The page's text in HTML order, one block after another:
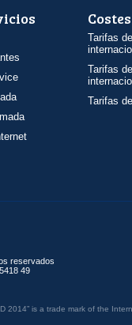
Costes
Tarifas
Tarifas
Tarifas
reservados
49
2014” is a trade mark of the